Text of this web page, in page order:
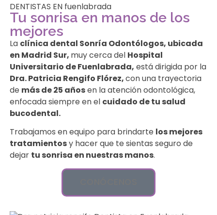
DENTISTAS EN fuenlabrada
Tu sonrisa en manos de los
mejores
La clínica dental Sonría Odontólogos, ubicada
en Madrid Sur, muy cerca del Hospital
Universitario de Fuenlabrada, está dirigida por la
Dra. Patricia Rengifo Flórez,con una trayectoria
de más de 25 añosen la atención odontológica,
enfocada siempre en el cuidado de tu salud
bucodental.
Trabajamos en equipo para brindarte los mejores
tratamientosy hacer que te sientas seguro de
dejar tu sonrisa en nuestras manos.